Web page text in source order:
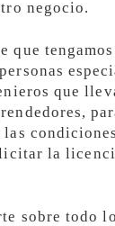
negocio.
que
que
la
sobre todo